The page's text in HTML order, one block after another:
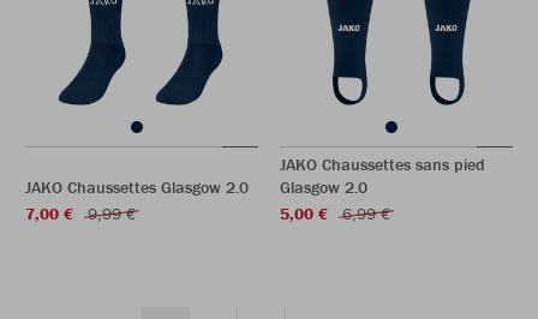
JAKO Chaussettes Glasgow 2.0
7,00 €
9,99 €
JAKO Chaussettes sans pied
Glasgow 2.0
5,00 €
6,99 €